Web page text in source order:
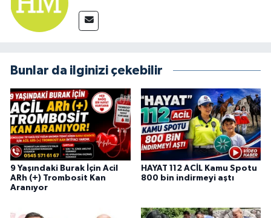
Bunlar da ilginizi çekebilir
9 Yaşındaki Burak İçin Acil
ARh (+) Trombosit Kan
Aranıyor
HAYAT 112 ACİL Kamu Spotu
800 bin indirmeyi aştı